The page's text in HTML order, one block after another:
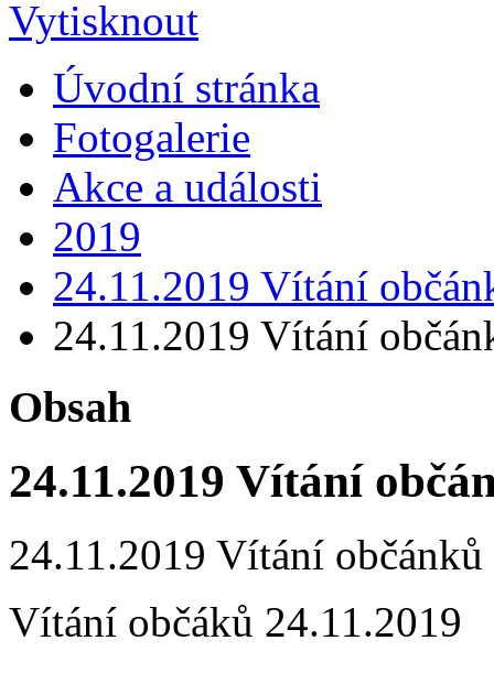
Úvodní stránka
Fotogalerie
Akce a události
2019
24.11.2019 Vítání
24.11.2019 Vítání
Obsah
24.11.2019 Vítání
24.11.2019 Vítání občánků
Vítání občáků 24.11.2019